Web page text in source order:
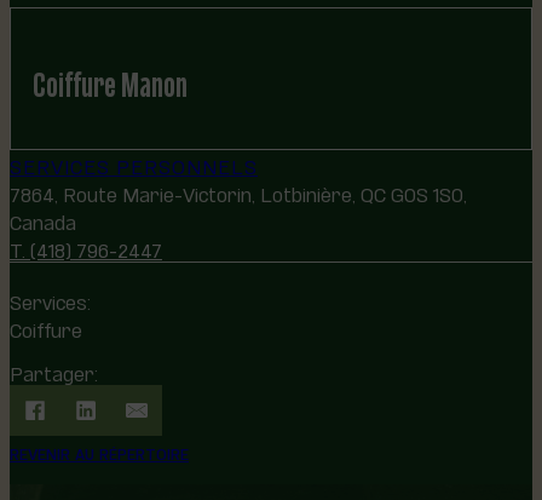
Coiffure Manon
SERVICES PERSONNELS
7864, Route Marie-Victorin, Lotbinière, QC G0S 1S0,
Canada
T. (418) 796-2447
Services:
Coiffure
Partager:
REVENIR AU RÉPERTOIRE